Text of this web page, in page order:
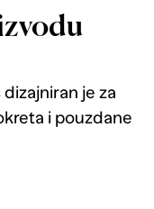
je za
i pouzdane